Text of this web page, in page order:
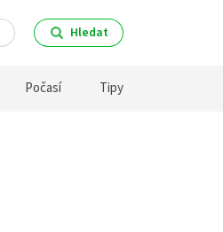
Hledat
Počasí Tipy